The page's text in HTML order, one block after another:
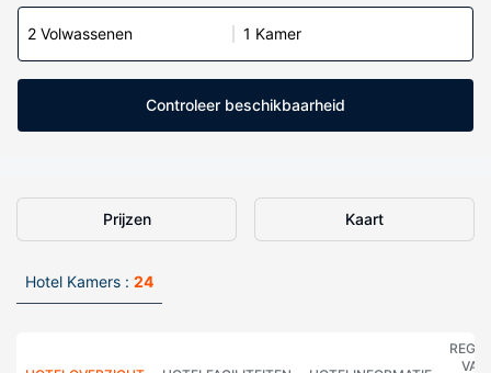
2 Volwassenen 1 Kamer
Controleer beschikbaarheid
Prijzen Kaart
Hotel Kamers : 24
VAN